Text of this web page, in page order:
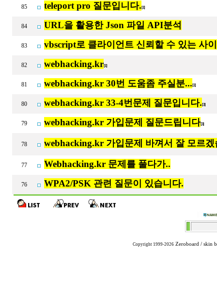
85 teleport pro 질문입니다. [1]
84 URL을 활용한 Json 파일 API분석
83 vbscript로 클라이언트 신뢰할 수 있는 사
82 webhacking.kr[1]
81 webhacking.kr 30번 도움좀 주실분... [1]
80 webhacking.kr 33-4번문제 질문입니다. [3]
79 webhacking.kr 가입문제 질문드립니다[3]
78 webhacking.kr 가입문제 바껴서 잘 모르겠
77 Webhacking.kr 문제를 풀다가..
76 WPA2/PSK 관련 질문이 있습니다.
Copyright 1999-2026 Zeroboard / skin